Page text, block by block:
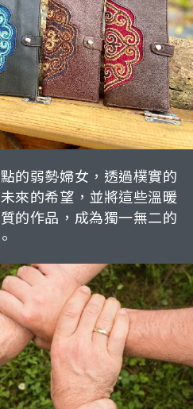
的弱勢婦女，透過樸實的
來的希望，並將這些溫暖
的作品，成為獨一無二的